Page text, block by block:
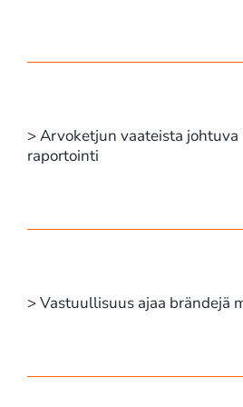
> Arvoketjun vaateista johtuva
raportointi
> Vastuullisuus ajaa brändejä